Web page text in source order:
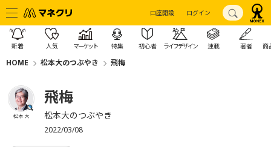
口座開設 ログイン
新着 人気 マーケット 特集 初心者 ライフデザイン 連載 著者 商
HOME 松本大のつぶやき 飛梅
松本 大
飛梅
松本大のつぶやき
2022/03/08